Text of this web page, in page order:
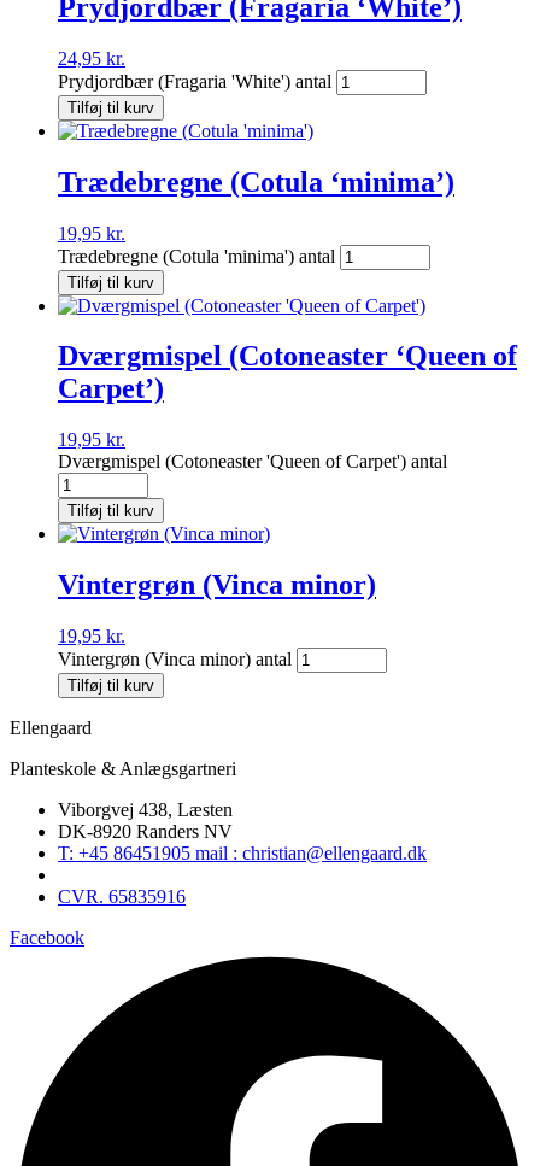
Prydjordbær (Fragaria ‘White’)
24,95 kr.
Prydjordbær (Fragaria 'White') antal
Tilføj til kurv
Trædebregne (Cotula ‘minima’)
19,95 kr.
Trædebregne (Cotula 'minima') antal
Tilføj til kurv
Dværgmispel (Cotoneaster ‘Queen of
Carpet’)
19,95 kr.
Dværgmispel (Cotoneaster 'Queen of Carpet') antal
Tilføj til kurv
Vintergrøn (Vinca minor)
19,95 kr.
Vintergrøn (Vinca minor) antal
Tilføj til kurv
Ellengaard
Planteskole & Anlægsgartneri
Viborgvej 438, Læsten
DK-8920 Randers NV
T: +45 86451905 mail : christian@ellengaard.dk
CVR. 65835916
Facebook